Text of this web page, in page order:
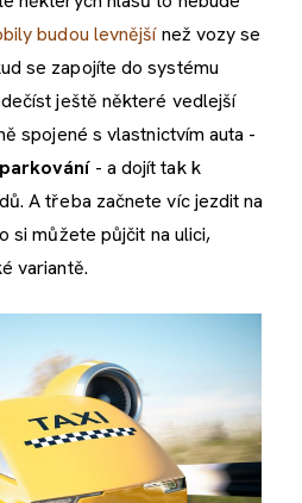
budou levnějšínež vozy se
se zapojíte do systému
ještě některé vedlejší
spojené s vlastnictvím auta -
- a dojít tak k
A třeba začnete víc jezdit na
si můžete půjčit na ulici,
variantě.